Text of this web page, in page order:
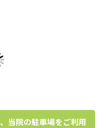
当院の駐車場をご利用